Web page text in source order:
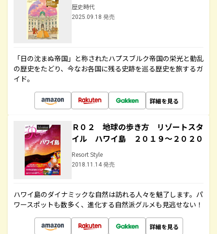
歴史時代
2025.09.18 発売
「日の沈まぬ帝国」と称されたハプスブルク帝国の栄光と動乱
の歴史をたどり、今なお各国に残る史跡を巡る歴史を旅するガ
イド。
詳細を見る
Ｒ０２ 地球の歩き方 リゾートスタ
イル ハワイ島 ２０１９～２０２０
Resort Style
2018.11.14 発売
ハワイ島のダイナミックな自然は訪れる人々を魅了します。パ
ワースポットも数多く、進化する自然派グルメも見逃せない！
詳細を見る